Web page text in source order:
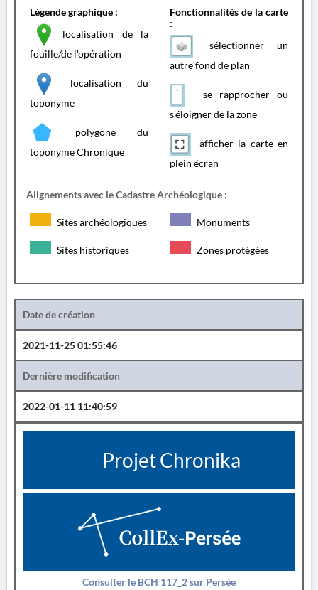
Légende graphique :
localisation de la
fouille/de l'opération
localisation du
toponyme
polygone du
toponyme Chronique
Fonctionnalités de la carte
:
sélectionner un
autre fond de plan
se rapprocher ou
s'éloigner de la zone
afficher la carte en
plein écran
Alignements avec le Cadastre Archéologique :
Sites archéologiques Monuments
Sites historiques Zones protégées
Date de création
2021-11-25 01:55:46
Dernière modification
2022-01-11 11:40:59
Projet Chronika
Consulter le BCH 117_2 sur Persée